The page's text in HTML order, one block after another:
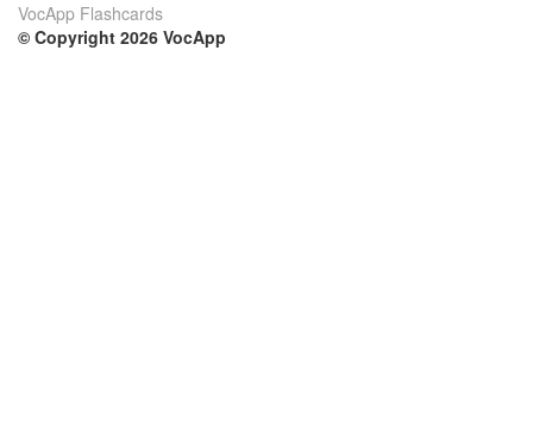
VocApp Flashcards
© Copyright 2026 VocApp